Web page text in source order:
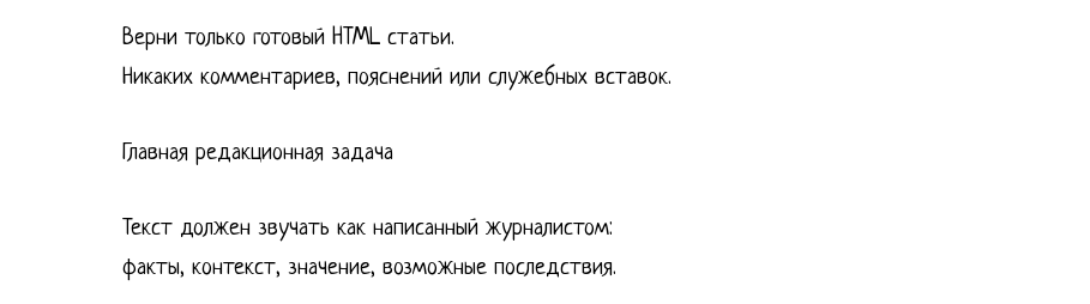
Верни только готовый HTML статьи.
Никаких комментариев, пояснений или служебных вставок.
Главная редакционная задача
Текст должен звучать как написанный журналистом:
факты, контекст, значение, возможные последствия.